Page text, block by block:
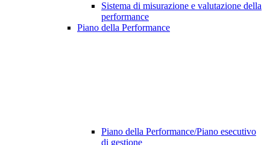
Sistema di misurazione e valutazione della
performance
Piano della Performance
Piano della Performance/Piano esecutivo
di gestione